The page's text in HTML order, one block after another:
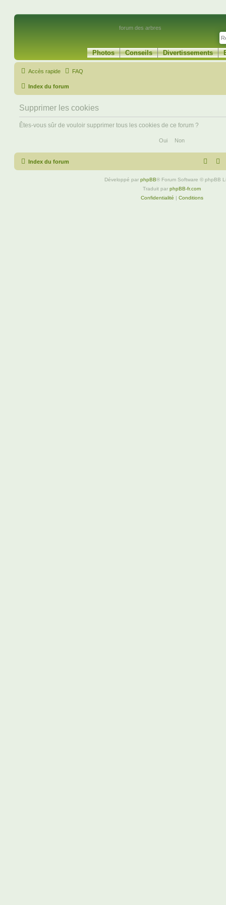
forum des arbres
Photos Conseils Divertissements
Accès rapide FAQ
Index du forum
Supprimer les cookies
Êtes-vous sûr de vouloir supprimer tous les cookies de ce forum ?
Index du forum
Développé par phpBB® Forum Software © phpBB
Traduit par phpBB-fr.com
Confidentialité | Conditions